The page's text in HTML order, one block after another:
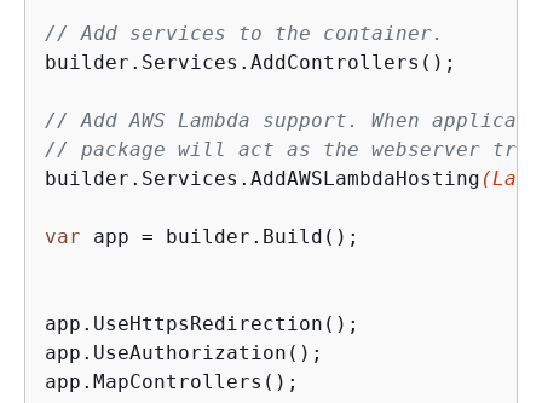
// Add services to the container.
builder.Services.AddControllers();
// Add AWS Lambda support. When
// package will act as the webserver
builder.Services.AddAWSLambdaHosting
var app = builder.Build();
app.UseHttpsRedirection();
app.UseAuthorization();
app.MapControllers();